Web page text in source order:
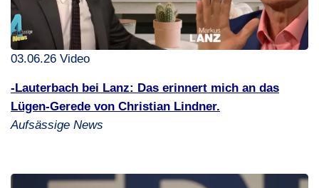
03.06.26 Video
-Lauterbach bei Lanz: Das erinnert mich an das
Lügen-Gerede von Christian Lindner.
Aufsässige News